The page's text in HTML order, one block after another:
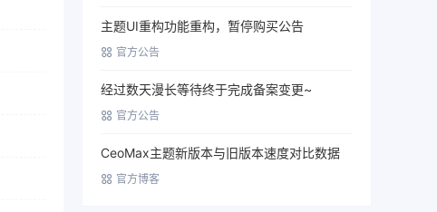
主题UI重构功能重构，暂停购买公告
官方公告
经过数天漫长等待终于完成备案变更~
官方公告
CeoMax主题新版本与旧版本速度对比数据
官方博客